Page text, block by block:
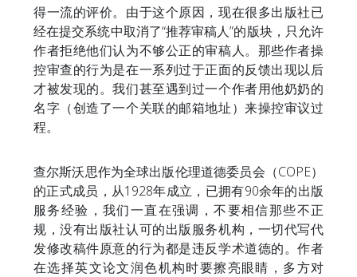
得一流的评价。由于这个原因，现在很多出版社已
经在提交系统中取消了“推荐审稿人”的版块，只允许
作者拒绝他们认为不够公正的审稿人。那些作者操
控审查的行为是在一系列过于正面的反馈出现以后
才被发现的。我们甚至遇到过一个作者用他奶奶的
名字（创造了一个关联的邮箱地址）来操控审议过
程。
查尔斯沃思作为全球出版伦理道德委员会（COPE）
的正式成员，从1928年成立，已拥有90余年的出版
服务经验，我们一直在强调，不要相信那些不正
规，没有出版社认可的出版服务机构，一切代写代
发修改稿件原意的行为都是违反学术道德的。作者
在选择英文论文润色机构时要擦亮眼睛，多方对